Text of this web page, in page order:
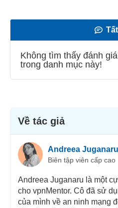
Không tìm thấy đánh
trong danh mục này!
Về tác giả
Andreea Juganaru
Biên tập viên cấp cao
Andreea Juganaru là một
cho vpnMentor. Cô đã sử
của mình về an ninh mạng